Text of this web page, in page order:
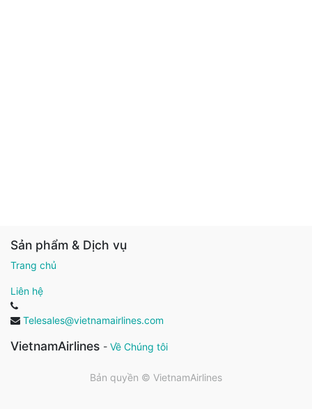
Sản phẩm & Dịch vụ
Trang chủ
Liên hệ
Telesales@vietnamairlines.com
VietnamAirlines - Về Chúng tôi
Bản quyền © VietnamAirlines